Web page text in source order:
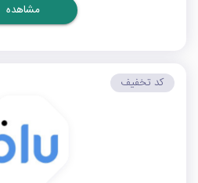
مشاهده
کد تخفیف